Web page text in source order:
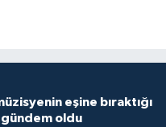
eşine bıraktığı
oldu